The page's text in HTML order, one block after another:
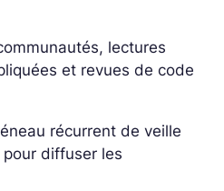
lectures
et revues de code
récurrent de veille
pour diffuser les